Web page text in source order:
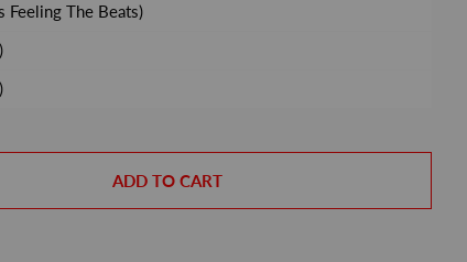
Feeling The Beats)
ADD TO CART